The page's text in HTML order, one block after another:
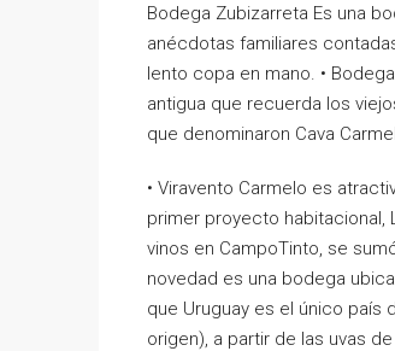
Bodega Zubizarreta Es una
anécdotas familiares
lento copa en mano. •
antigua que recuerda los
que denominaron Cava
• Viravento Carmelo es
primer proyecto habitacional,
vinos en CampoTinto, se
novedad es una bodega
que Uruguay es el único país
origen), a partir de las uvas